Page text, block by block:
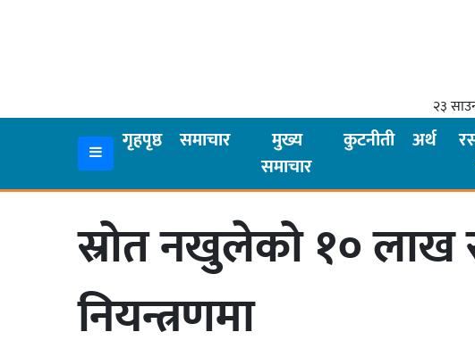
२३
गृहपृष्ठ समाचार
मुख्य
समाचार
कुटनीती अर्थ
समाचार
स्रोत नखुलेको १० लाख
नियन्त्रणमा